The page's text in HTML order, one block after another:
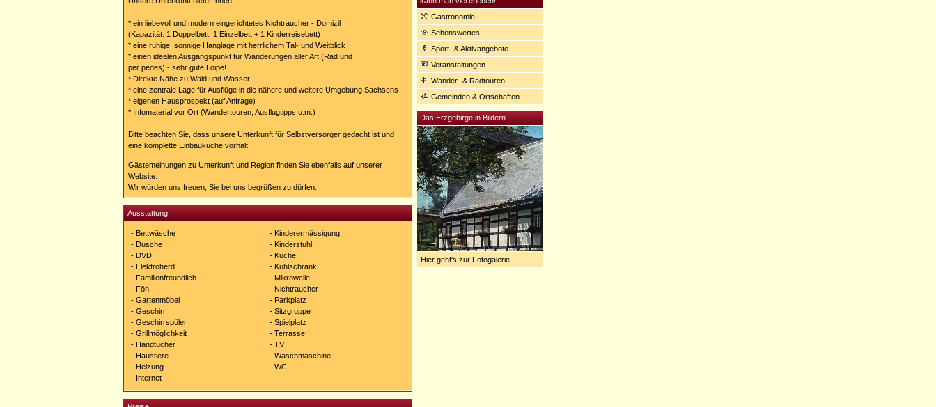
* ein liebevoll und modern eingerichtetes Nichtraucher - Domizil
(Kapazität: 1 Doppelbett, 1 Einzelbett + 1 Kinderreisebett)
* eine ruhige, sonnige Hanglage mit herrlichem Tal- und Weitblick
* einen idealen Ausgangspunkt für Wanderungen aller Art (Rad und
per pedes) - sehr gute Loipe!
* Direkte Nähe zu Wald und Wasser
* eine zentrale Lage für Ausflüge in die nähere und weitere Umgebung Sachsens
* eigenen Hausprospekt (auf Anfrage)
* Infomaterial vor Ort (Wandertouren, Ausflugtipps u.m.)
Bitte beachten Sie, dass unsere Unterkunft für Selbstversorger gedacht ist und
eine komplette Einbauküche vorhält.
Gästemeinungen zu Unterkunft und Region finden Sie ebenfalls auf unserer
Website.
Wir würden uns freuen, Sie bei uns begrüßen zu dürfen.
Ausstattung
- Bettwäsche
- Dusche
- DVD
- Elektroherd
- Familienfreundlich
- Fön
- Gartenmöbel
- Geschirr
- Geschirrspüler
- Grillmöglichkeit
- Handtücher
- Haustiere
- Heizung
- Internet
- Kinderermässigung
- Kinderstuhl
- Küche
- Kühlschrank
- Mikrowelle
- Nichtraucher
- Parkplatz
- Sitzgruppe
- Spielplatz
- Terrasse
- TV
- Waschmaschine
- WC
Gastronomie
Sehenswertes
Sport- & Aktivangebote
Veranstaltungen
Wander- & Radtouren
Gemeinden & Ortschaften
Das Erzgebirge in Bildern
Hier geht's zur Fotogalerie